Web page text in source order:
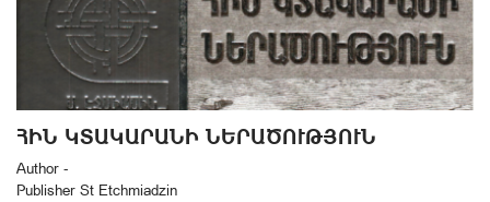
ՀԻՆ ԿՏԱԿԱՐԱՆԻ ՆԵՐԱԾՈՒԹՅՈՒՆ
Author -
Publisher St Etchmiadzin